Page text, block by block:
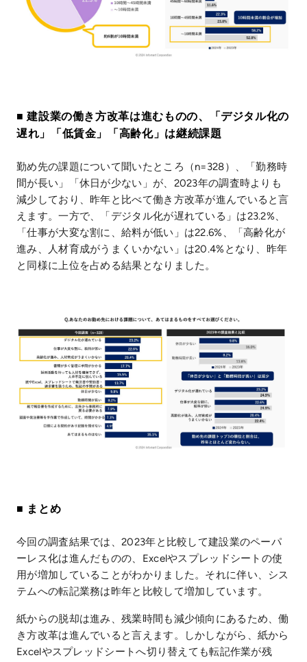
■ 建設業の働き方改革は進むものの、「デジタル化の
遅れ」「低賃金」「高齢化」は継続課題
勤め先の課題について聞いたところ（n=328）、「勤務時
間が長い」「休日が少ない」が、2023年の調査時よりも
減少しており、昨年と比べて働き方改革が進んでいると言
えます。一方で、「デジタル化が遅れている」は23.2%、
「仕事が大変な割に、給料が低い」は22.6%、「高齢化が
進み、人材育成がうまくいかない」は20.4%となり、昨年
と同様に上位を占める結果となりました。
■ まとめ
今回の調査結果では、2023年と比較して建設業のペーパ
ーレス化は進んだものの、Excelやスプレッドシートの使
用が増加していることがわかりました。それに伴い、シス
テムへの転記業務は昨年と比較して増加しています。
紙からの脱却は進み、残業時間も減少傾向にあるため、働
き方改革は進んでいると言えます。しかしながら、紙から
Excelやスプレッドシートへ切り替えても転記作業が残